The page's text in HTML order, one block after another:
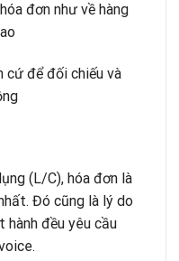
đơn như về hàng
cứ để đối chiếu và
(L/C), hóa đơn là
Đó cũng là lý do
đều yêu cầu